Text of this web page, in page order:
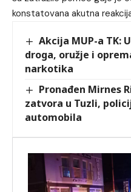
konstatovana akutna
Akcija MUP-a TK:
droga, oružje i
narkotika
Pronađen Mirnes
zatvora u Tuzli,
automobila